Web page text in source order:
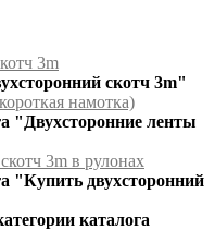
3m
скотч 3m"
намотка)
"Двухсторонние ленты
3m в рулонах
"Купить двухсторонний
каталога